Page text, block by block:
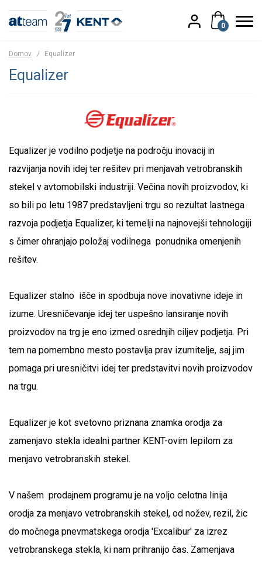
0
Domov / Equalizer
Equalizer
Equalizer je vodilno podjetje na področju inovacij in
razvijanja novih idej ter rešitev pri menjavah vetrobranskih
stekel v avtomobilski industriji. Večina novih proizvodov, ki
so bili po letu 1987 predstavljeni trgu so rezultat lastnega
razvoja podjetja Equalizer, ki temelji na najnovejši tehnologiji
s čimer ohranjajo položaj vodilnega ponudnika omenjenih
rešitev.
Equalizer stalno išče in spodbuja nove inovativne ideje in
izume. Uresničevanje idej ter uspešno lansiranje novih
proizvodov na trg je eno izmed osrednjih ciljev podjetja. Pri
tem na pomembno mesto postavlja prav izumitelje, saj jim
pomaga pri uresničitvi idej ter predstavitvi novih proizvodov
na trgu.
Equalizer je kot svetovno priznana znamka orodja za
zamenjavo stekla idealni partner KENT-ovim lepilom za
menjavo vetrobranskih stekel.
V našem prodajnem programu je na voljo celotna linija
orodja za menjavo vetrobranskih stekel, od nožev, rezil, žic
do močnega pnevmatskega orodja 'Excalibur' za izrez
vetrobranskega stekla, ki nam prihranijo čas. Zamenjava